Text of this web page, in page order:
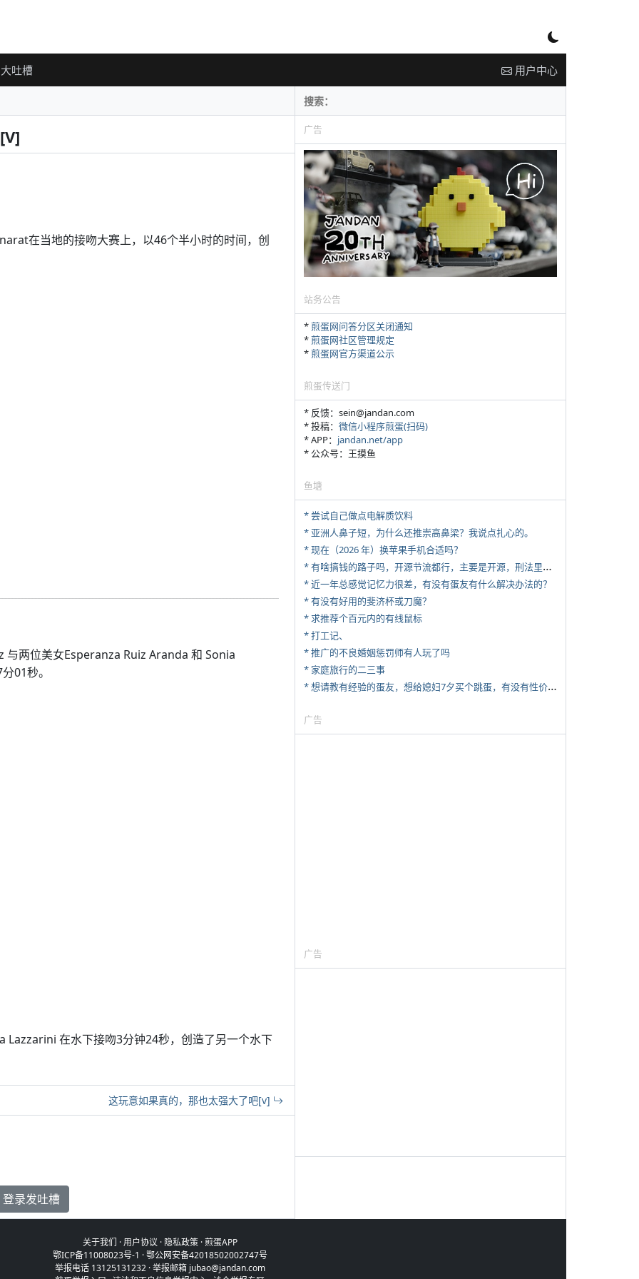
大吐槽 用户中心
在当地的接吻大赛上，以46个半小时的时间，创
两位美女Esperanza Ruiz Aranda 和 Sonia
01秒。
在水下接吻3分钟24秒，创造了另一个水下
这玩意如果真的，那也太强大了吧[v]
登录发吐槽
广告
站务公告
*煎蛋网问答分区关闭通知
*煎蛋网社区管理规定
*煎蛋网官方渠道公示
煎蛋传送门
* 反馈：sein@jandan.com
* 投稿： 微信小程序煎蛋(扫码)
* APP： jandan.net/app
* 公众号：王摸鱼
鱼塘
* 尝试自己做点电解质饮料
* 亚洲人鼻子短，为什么还推崇高鼻梁？我说点扎心的。
* 现在（2026 年）换苹果手机合适吗？
*
有啥搞钱的路子吗，开源节流都行，主要是开源，刑法里的咱不做
* 近一年总感觉记忆力很差，有没有蛋友有什么解决办法的？
* 有没有好用的斐济杯或刀魔？
* 求推荐个百元内的有线鼠标
* 打工记、
* 推广的不良婚姻惩罚师有人玩了吗
* 家庭旅行的二三事
*
想请教有经验的蛋友，想给媳妇7夕买个跳蛋，有没有性价比高的推荐
广告
广告
关于我们 ·用户协议 · 隐私政策·煎蛋APP
鄂ICP备11008023号-1 ·鄂公网安备42018502002747号
举报电话 13125131232 · 举报邮箱 jubao@jandan.com